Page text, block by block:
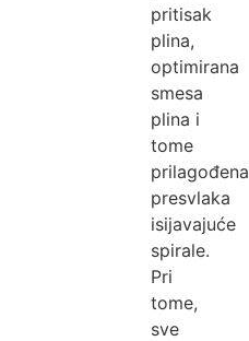
pritisak
plina,
optimirana
smesa
plina i
tome
prilagođena
presvlaka
isijavajuće
spirale.
Pri
tome,
sve